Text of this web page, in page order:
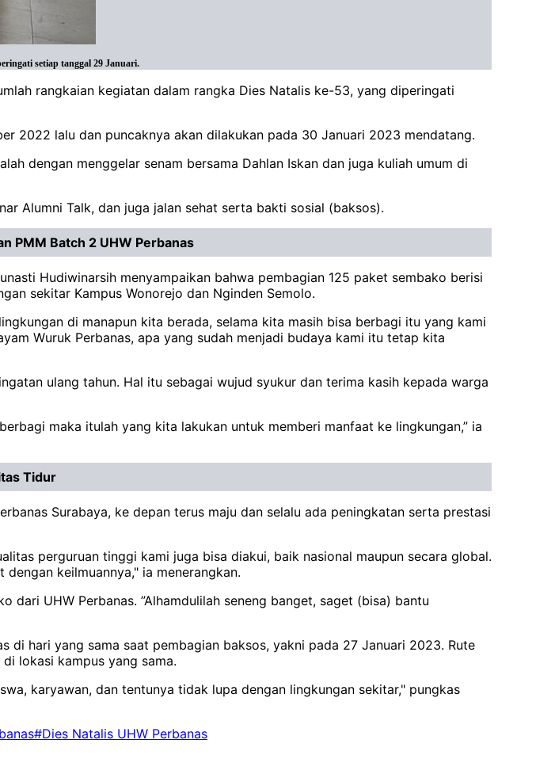
setiap tanggal 29 Januari.
rangkaian kegiatan dalam rangka Dies Natalis ke-53, yang diperingati
2022 lalu dan puncaknya akan dilakukan pada 30 Januari 2023 mendatang.
dengan menggelar senam bersama Dahlan Iskan dan juga kuliah umum di
Alumni Talk, dan juga jalan sehat serta bakti sosial (baksos).
PMM Batch 2 UHW Perbanas
Hudiwinarsih menyampaikan bahwa pembagian 125 paket sembako berisi
sekitar Kampus Wonorejo dan Nginden Semolo.
di manapun kita berada, selama kita masih bisa berbagi itu yang kami
Wuruk Perbanas, apa yang sudah menjadi budaya kami itu tetap kita
ulang tahun. Hal itu sebagai wujud syukur dan terima kasih kepada warga
maka itulah yang kita lakukan untuk memberi manfaat ke lingkungan,” ia
Tidur
Surabaya, ke depan terus maju dan selalu ada peningkatan serta prestasi
perguruan tinggi kami juga bisa diakui, baik nasional maupun secara global.
keilmuannya," ia menerangkan.
dari UHW Perbanas. ”Alhamdulilah seneng banget, saget (bisa) bantu
hari yang sama saat pembagian baksos, yakni pada 27 Januari 2023. Rute
lokasi kampus yang sama.
karyawan, dan tentunya tidak lupa dengan lingkungan sekitar," pungkas
#Dies Natalis UHW Perbanas